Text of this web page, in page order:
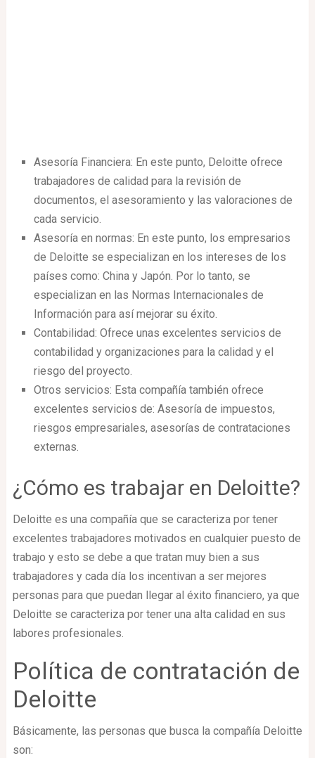
Asesoría Financiera: En este punto, Deloitte ofrece
trabajadores de calidad para la revisión de
documentos, el asesoramiento y las valoraciones de
cada servicio.
Asesoría en normas: En este punto, los empresarios
de Deloitte se especializan en los intereses de los
países como: China y Japón. Por lo tanto, se
especializan en las Normas Internacionales de
Información para así mejorar su éxito.
Contabilidad: Ofrece unas excelentes servicios de
contabilidad y organizaciones para la calidad y el
riesgo del proyecto.
Otros servicios: Esta compañía también ofrece
excelentes servicios de: Asesoría de impuestos,
riesgos empresariales, asesorías de contrataciones
externas.
¿Cómo es trabajar en Deloitte?
Deloitte es una compañía que se caracteriza por tener
excelentes trabajadores motivados en cualquier puesto de
trabajo y esto se debe a que tratan muy bien a sus
trabajadores y cada día los incentivan a ser mejores
personas para que puedan llegar al éxito financiero, ya que
Deloitte se caracteriza por tener una alta calidad en sus
labores profesionales.
Política de contratación de
Deloitte
Básicamente, las personas que busca la compañía Deloitte
son: